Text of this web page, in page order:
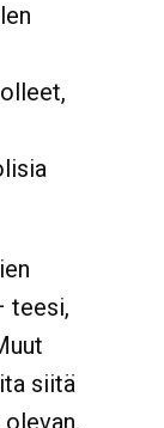
teesi,
siitä